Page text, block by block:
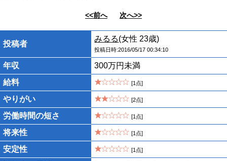
<<前へ 次へ>>
投稿者
みるる(女性 23歳)
投稿日時:2016/05/17 00:34:10
年収
300万円未満
給料
[1点]
やりがい [2点]
労働時間の短さ [1点]
将来性 [1点]
安定性 [1点]